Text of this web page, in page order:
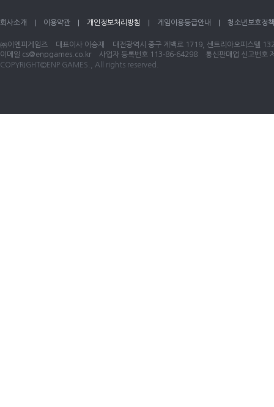
회사소개 이용약관 개인정보처리방침 게임이용등급안내 청소년보호정책
㈜이엔피게임즈 대표이사 이승재
대전광역시 중구 계백로 1719, 센트리아오피스텔
이메일 cs@enpgames.co.kr 사업자 등록번호 113-86-64298
통신판매업 신고번호
COPYRIGHT©ENP GAMES., All rights reserved.